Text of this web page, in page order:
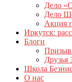
Дело
Дело
Акция
Иркутск:
Блоги
Друзья
Школа
О нас